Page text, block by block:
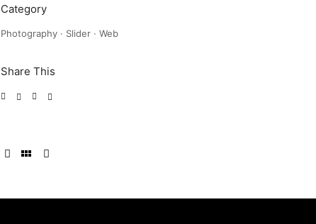
Category
Photography· Slider· Web
Share This